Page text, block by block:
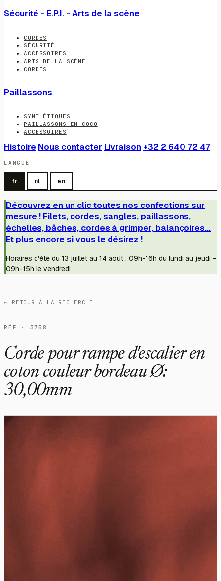
Sécurité - E.P.I. - Arts de la scène
CORDES
SÉCURITÉ
ACCESSOIRES
ARTS DE LA SCÈNE
CORDES
Paillassons
SYNTHÉTIQUES
PAILLASSONS EN COCO
ACCESSOIRES
Histoire Nous contacter Livraison +32 2 640 72 47
LANGUE
fr nl en
Découvrez en un clic toutes nos confections sur
mesure ! Filets, cordes, sangles, paillassons,
échelles, bâches, cordes à grimper, balançoires...
Et plus encore si vous le désirez !
Horaires d'été du 13 juillet au 14 août : 09h-16h du lundi au jeudi -
09h-15h le vendredi
← RETOUR À LA RECHERCHE
RÉF · 3758
Corde pour rampe d'escalier en
coton couleur bordeau Ø:
30,00mm